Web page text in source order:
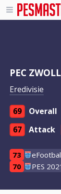
PEC
Eredivisie
69 Overall
67
Attack
73
70
PES